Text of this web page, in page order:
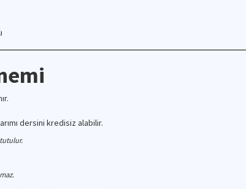
dersini kredisiz alabilir.